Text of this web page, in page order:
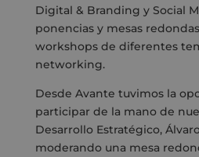
Digital & Branding y Social
ponencias y mesas
workshops de diferentes
networking.
Desde Avante tuvimos la
participar de la mano de
Desarrollo Estratégico,
moderando una mesa